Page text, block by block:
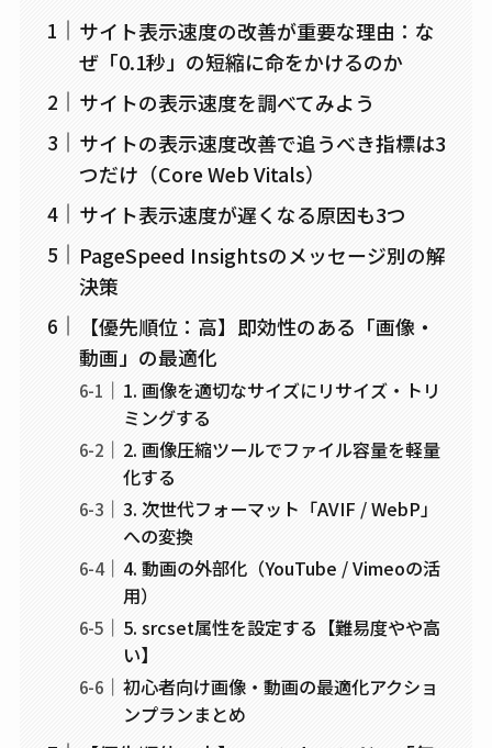
サイト表示速度の改善が重要な理由：な
ぜ「0.1秒」の短縮に命をかけるのか
サイトの表示速度を調べてみよう
サイトの表示速度改善で追うべき指標は3
つだけ（Core Web Vitals）
サイト表示速度が遅くなる原因も3つ
PageSpeed Insightsのメッセージ別の解
決策
【優先順位：高】即効性のある「画像・
動画」の最適化
1. 画像を適切なサイズにリサイズ・トリ
ミングする
2. 画像圧縮ツールでファイル容量を軽量
化する
3. 次世代フォーマット「AVIF / WebP」
への変換
4. 動画の外部化（YouTube / Vimeoの活
用）
5. srcset属性を設定する【難易度やや高
い】
初心者向け画像・動画の最適化アクショ
ンプランまとめ